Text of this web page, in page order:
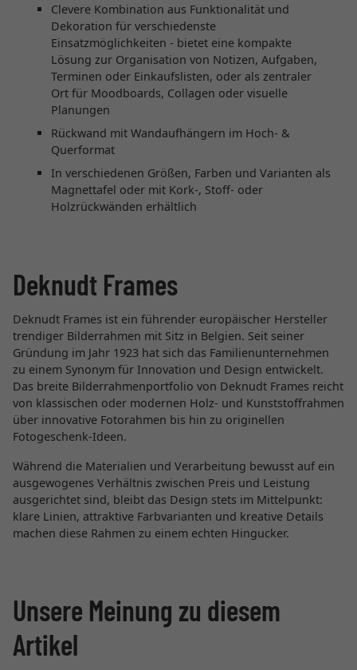
Clevere Kombination aus Funktionalität und
Dekoration für verschiedenste
Einsatzmöglichkeiten - bietet eine kompakte
Lösung zur Organisation von Notizen, Aufgaben,
Terminen oder Einkaufslisten, oder als zentraler
Ort für Moodboards, Collagen oder visuelle
Planungen
Rückwand mit Wandaufhängern im Hoch- &
Querformat
In verschiedenen Größen, Farben und Varianten als
Magnettafel oder mit Kork-, Stoff- oder
Holzrückwänden erhältlich
Deknudt Frames
Deknudt Frames ist ein führender europäischer Hersteller
trendiger Bilderrahmen mit Sitz in Belgien. Seit seiner
Gründung im Jahr 1923 hat sich das Familienunternehmen
zu einem Synonym für Innovation und Design entwickelt.
Das breite Bilderrahmenportfolio von Deknudt Frames reicht
von klassischen oder modernen Holz- und Kunststoffrahmen
über innovative Fotorahmen bis hin zu originellen
Fotogeschenk-Ideen.
Während die Materialien und Verarbeitung bewusst auf ein
ausgewogenes Verhältnis zwischen Preis und Leistung
ausgerichtet sind, bleibt das Design stets im Mittelpunkt:
klare Linien, attraktive Farbvarianten und kreative Details
machen diese Rahmen zu einem echten Hingucker.
Unsere Meinung zu diesem
Artikel